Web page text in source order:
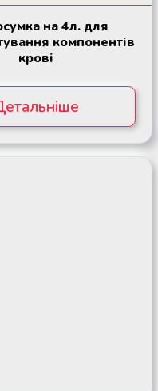
на 4л. для
компонентів
крові